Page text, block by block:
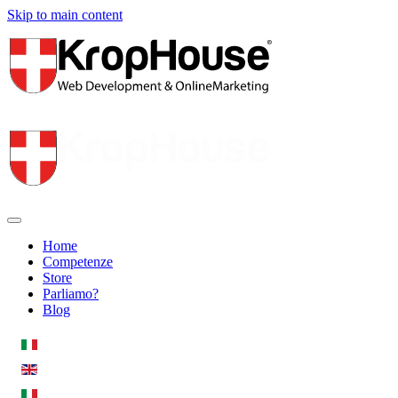
Skip to main content
Home
Competenze
Store
Parliamo?
Blog